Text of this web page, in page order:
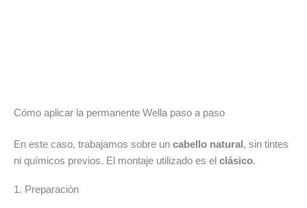
Cómo aplicar la permanente Wella paso a paso
En este caso, trabajamos sobre un cabello natural , sin tintes
ni químicos previos. El montaje utilizado es el clásico.
1. Preparación